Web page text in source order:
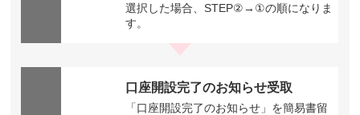
選択した場合、STEP②→①の順になりま
す。
口座開設完了のお知らせ受取
「口座開設完了のお知らせ」を簡易書留